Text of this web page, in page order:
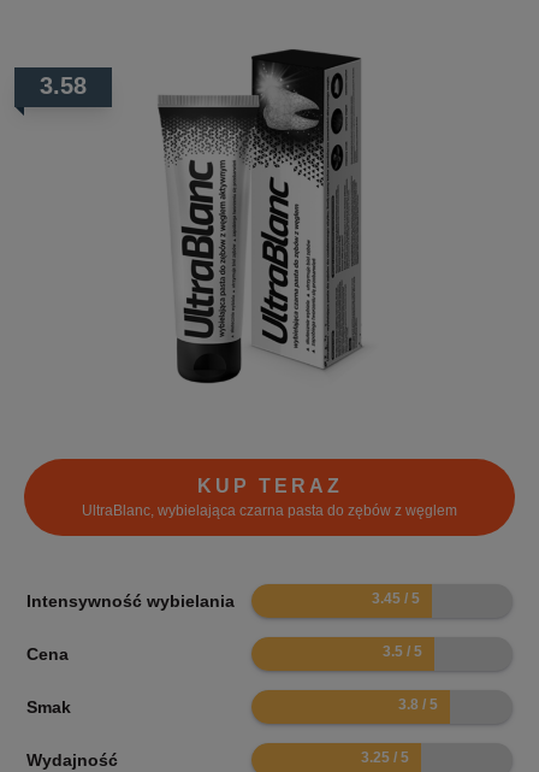
3.58
KUP TERAZ
UltraBlanc, wybielająca czarna pasta do zębów z węglem
Intensywność wybielania 6.9
Cena 7
Smak 7.6
Wydajność 6.5